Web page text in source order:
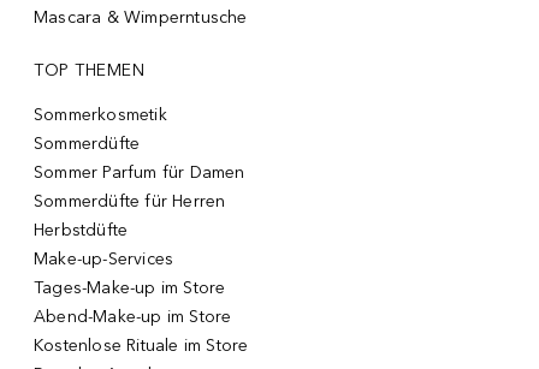
Mascara & Wimperntusche
TOP THEMEN
Sommerkosmetik
Sommerdüfte
Sommer Parfum für Damen
Sommerdüfte für Herren
Herbstdüfte
Make-up-Services
Tages-Make-up im Store
Abend-Make-up im Store
Kostenlose Rituale im Store